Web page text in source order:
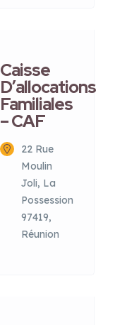
Caisse
D’allocations
Familiales
– CAF
22 Rue
Moulin
Joli, La
Possession
97419,
Réunion